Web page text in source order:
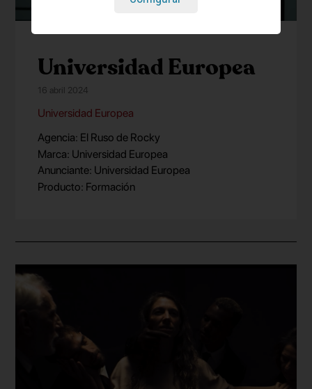
Universidad Europea
16 abril 2024
Universidad Europea
Agencia: El Ruso de Rocky
Marca: Universidad Europea
Anunciante: Universidad Europea
Producto: Formación